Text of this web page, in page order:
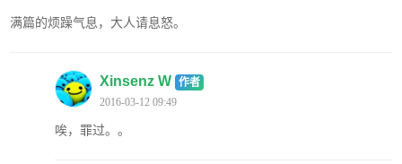
满篇的烦躁气息，大人请息怒。
Xinsenz W 作者
2016-03-12 09:49
唉，罪过。。